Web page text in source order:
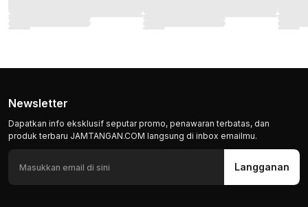
Newsletter
Dapatkan info eksklusif seputar promo, penawaran terbatas, dan
produk terbaru JAMTANGAN.COM langsung di inbox emailmu.
Langganan